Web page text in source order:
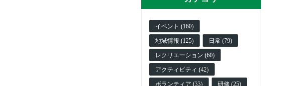
イベント (160)
地域情報 (125) 日常 (79)
レクリエーション (60)
アクティビティ (42)
ボランティア (33) 研修 (25)